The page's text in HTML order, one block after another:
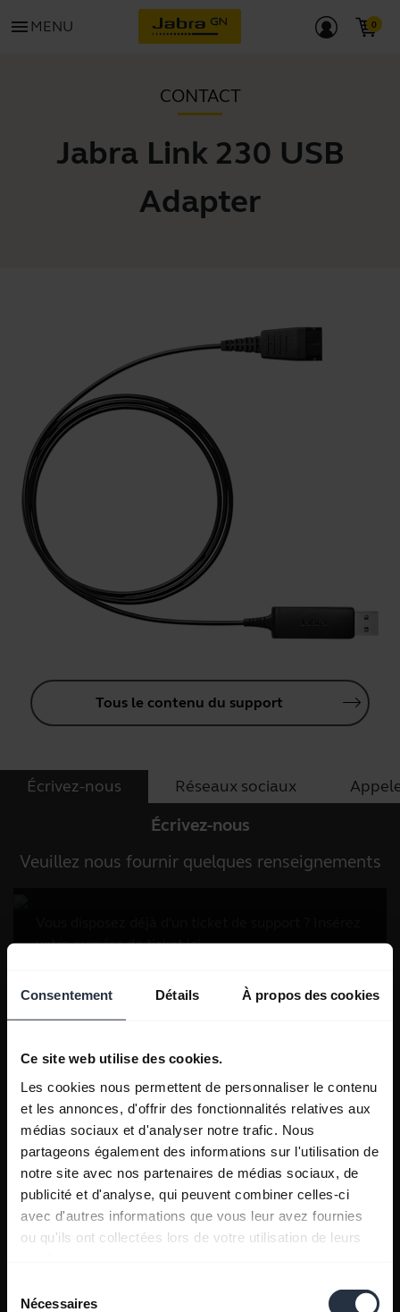
Consentement Détails À propos des cookies
Ce site web utilise des cookies.
Les cookies nous permettent de personnaliser le contenu
et les annonces, d'offrir des fonctionnalités relatives aux
médias sociaux et d'analyser notre trafic. Nous
partageons également des informations sur l'utilisation de
notre site avec nos partenaires de médias sociaux, de
publicité et d'analyse, qui peuvent combiner celles-ci
avec d'autres informations que vous leur avez fournies
ou qu'ils ont collectées lors de votre utilisation de leurs
Nécessaires
menu MENU
CONTACT
Jabra Link 230 USB
Adapter
Tous le contenu du support
Écrivez-nous Réseaux sociaux
Écrivez-nous
Veuillez nous fournir quelques renseignements